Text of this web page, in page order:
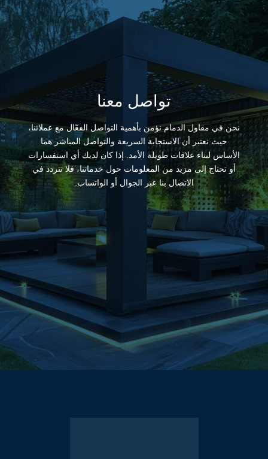
تواصل معنا
نحن في مقاول الدمام نؤمن بأهمية التواصل الفعّال مع عملائنا،
حيث نعتبر أن الاستجابة السريعة والتواصل المباشر هما
الأساس لبناء علاقات طويلة الأمد. إذا كان لديك أي استفسارات
أو تحتاج إلى مزيد من المعلومات حول خدماتنا، فلا تتردد في
الاتصال بنا عبر الجوال أو الواتساب.